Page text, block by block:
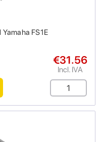
FS1E
€31.56
Incl. IVA